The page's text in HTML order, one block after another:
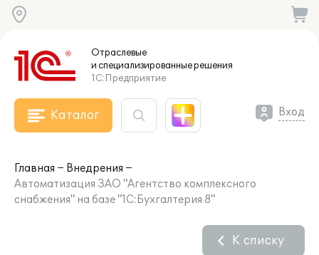
Отраслевые
и специализированныерешения
1С:Предприятие
Каталог Вход
Главная
Внедрения
Автоматизация ЗАО "Агентство комплексного
снабжения" на базе "1С:Бухгалтерия 8"
К списку